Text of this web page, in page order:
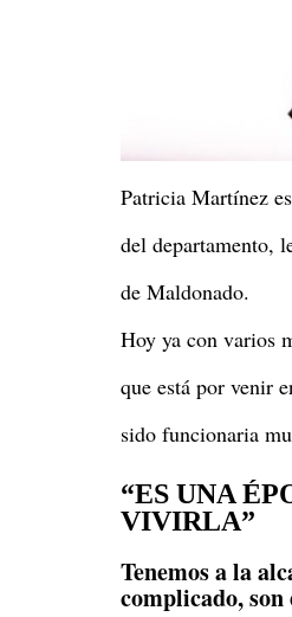
Patricia Martínez
del departamento,
de Maldonado.
Hoy ya con varios
que está por venir
sido funcionaria
“ES UNA
VIVIRLA”
Tenemos a la
complicado,